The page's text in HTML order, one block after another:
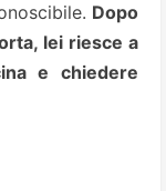
Dopo
lei riesce a
e chiedere